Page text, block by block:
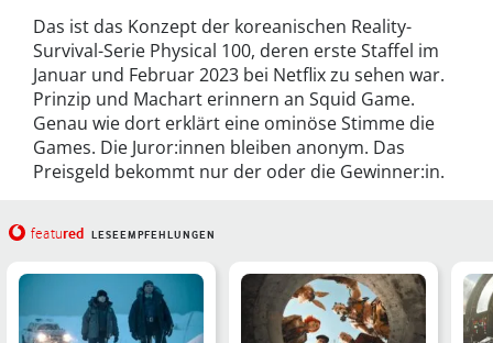
Das ist das Konzept der koreanischen Reality-
Survival-Serie Physical 100, deren erste Staffel im
Januar und Februar 2023 bei Netflix zu sehen war.
Prinzip und Machart erinnern an Squid Game.
Genau wie dort erklärt eine ominöse Stimme die
Games. Die Juror:innen bleiben anonym. Das
Preisgeld bekommt nur der oder die Gewinner:in.
featured LESEEMPFEHLUNGEN